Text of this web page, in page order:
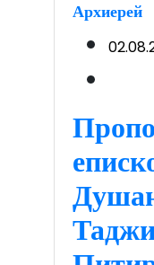
Архиерей